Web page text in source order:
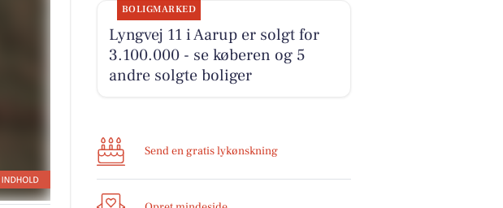
BOLIGMARKED
Lyngvej 11 i Aarup er solgt for
3.100.000 - se køberen og 5
andre solgte boliger
Send en gratis lykønskning